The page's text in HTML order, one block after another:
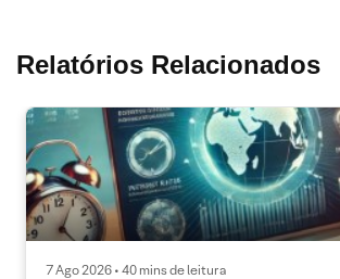
Relatórios Relacionados
7 Ago 2026 • 40 mins de leitura